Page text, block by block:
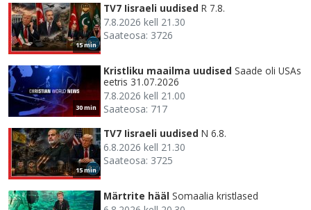
15 min
TV7 Iisraeli uudised R 7.8.
7.8.2026 kell 21.30
Saateosa: 3726
30 min
Kristliku maailma uudised Saade oli USAs
eetris 31.07.2026
7.8.2026 kell 21.00
Saateosa: 717
15 min
TV7 Iisraeli uudised N 6.8.
6.8.2026 kell 21.30
Saateosa: 3725
Märtrite hääl Somaalia kristlased